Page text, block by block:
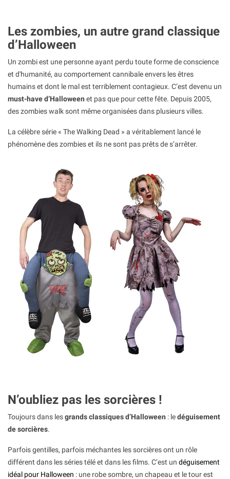
Les zombies, un autre grand classique
d’Halloween
Un zombi est une personne ayant perdu toute forme de conscience
et d'humanité, au comportement cannibale envers les êtres
humains et dont le mal est terriblement contagieux. C’est devenu un
must-have d’Halloween et pas que pour cette fête. Depuis 2005,
des zombies walk sont même organisées dans plusieurs villes.
La célèbre série « The Walking Dead » a véritablement lancé le
phénomène des zombies et ils ne sont pas prêts de s’arrêter.
N’oubliez pas les sorcières !
Toujours dans lesgrands classiques d’Halloween : ledéguisement
de sorcières.
Parfois gentilles, parfois méchantes les sorcières ont un rôle
différent dans les séries télé et dans les films. C’est un déguisement
idéal pour Halloween : une robe sombre, un chapeau et le tour est